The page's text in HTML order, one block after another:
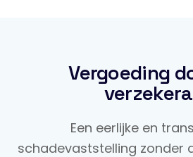
Vergoeding
Een eerlijke en
schadevaststelling zonder